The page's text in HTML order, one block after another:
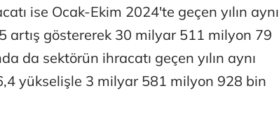
ise Ocak-Ekim 2024'te geçen yılın aynı
artış göstererek 30 milyar 511 milyon 79
da sektörün ihracatı geçen yılın aynı
yükselişle 3 milyar 581 milyon 928 bin
Tunca Bengin